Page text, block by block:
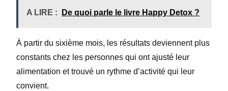
A LIRE : De quoi parle le livre Happy Detox ?
À partir du sixième mois, les résultats deviennent plus
constants chez les personnes qui ont ajusté leur
alimentation et trouvé un rythme d’activité qui leur
convient.